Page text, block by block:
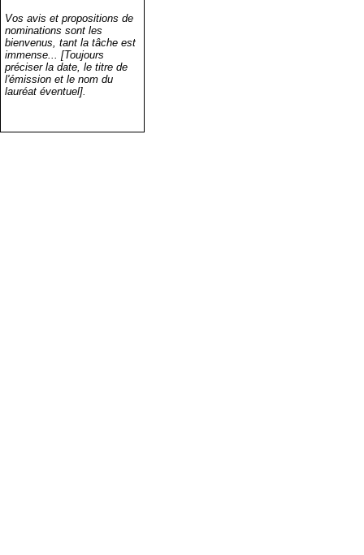
Vos avis et propositions de
nominations sont les
bienvenus, tant la tâche est
immense... [Toujours
préciser la date, le titre de
l'émission et le nom du
lauréat éventuel].